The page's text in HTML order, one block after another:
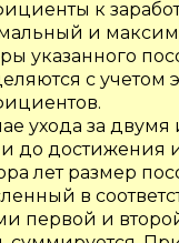
к
и
указанного
с учетом
ухода за двумя
до достижения
лет размер
в
первой и